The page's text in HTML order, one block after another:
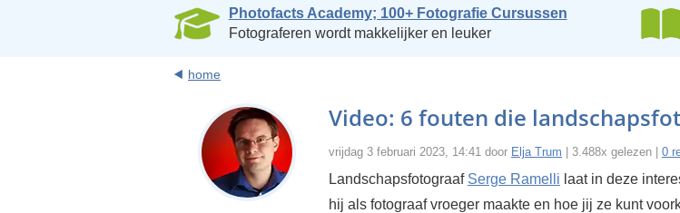
Photofacts Academy; 100+ Fotografie Cursussen
Fotograferen wordt makkelijker en leuker
home
Video: 6 fouten die
vrijdag 3 februari 2023, 14:41 door Elja Trum | 3.488x gelezen | 0
Landschapsfotograaf Serge Ramelli laat in deze
hij als fotograaf vroeger maakte en hoe jij ze kunt